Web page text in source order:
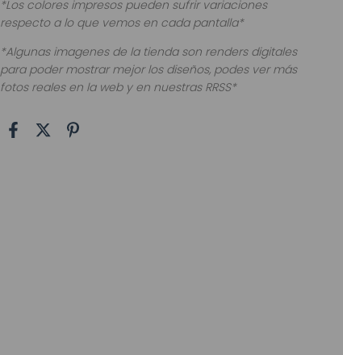
*Los colores impresos pueden sufrir variaciones
respecto a lo que vemos en cada pantalla*
*Algunas imagenes de la tienda son renders digitales
para poder mostrar mejor los diseños, podes ver más
fotos reales en la web y en nuestras RRSS*